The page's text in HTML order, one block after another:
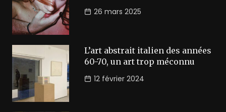
26 mars 2025
L’art abstrait italien des années
60-70, un art trop méconnu
12 février 2024